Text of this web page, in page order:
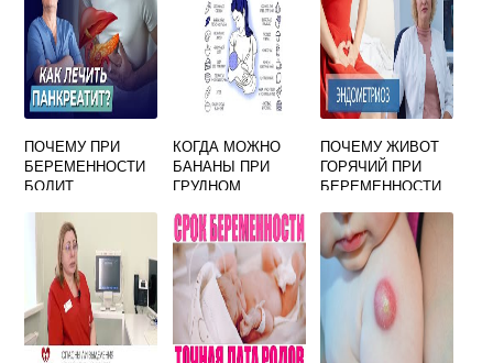
ПОЧЕМУ ПРИ
БЕРЕМЕННОСТИ
БОЛИТ
КОГДА МОЖНО
БАНАНЫ ПРИ
ГРУДНОМ
ЕСТЬ
ПОЧЕМУ ЖИВОТ
ГОРЯЧИЙ ПРИ
БЕРЕМЕННОСТИ